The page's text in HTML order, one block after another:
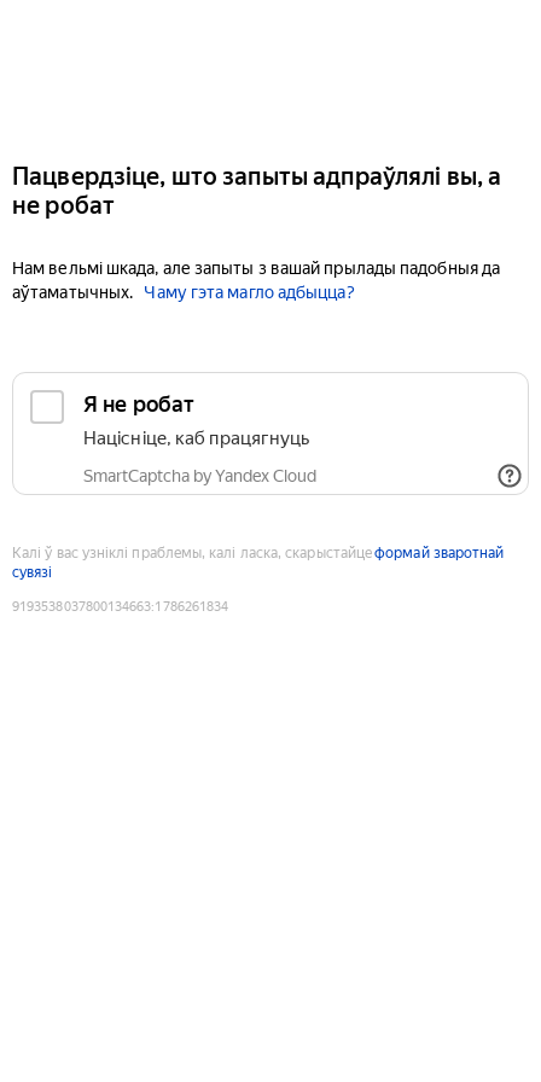
Пацвердзіце, што запыты адпраўлялі вы, а
не робат
Нам вельмі шкада, але запыты з вашай прылады падобныя да
аўтаматычных.
Чаму гэта магло адбыцца?
Я не робат
Націсніце, каб працягнуць
SmartCaptcha by Yandex Cloud
Калі ў вас узніклі праблемы, калі ласка, скарыстайцеформай зваротнай
сувязі
9193538037800134663:1786261834